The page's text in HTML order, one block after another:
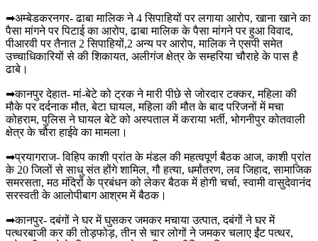
➡अम्बेडकरनगर- ढाबा मालिक ने 4 सिपाहियों पर लगाया आरोप, खाना खाने का
पैसा मांगने पर पिटाई का आरोप, ढाबा मालिक के पैसा मांगने पर हुआ विवाद,
पीआरवी पर तैनात 2 सिपाहियों,2 अन्य पर आरोप, मालिक ने एसपी समेत
उच्चाधिकारियों से की शिकायत, अलीगंज क्षेत्र के सम्हरिया चौराहे के पास है
ढाबे।
➡कानपुर देहात- मां-बेटे को ट्रक ने मारी पीछे से जोरदार टक्कर, महिला की
मौके पर दर्दनाक मौत, बेटा घायल, महिला की मौत के बाद परिजनों में मचा
कोहराम, पुलिस ने घायल बेटे को अस्पताल में कराया भर्ती, भोगनीपुर कोतवाली
क्षेत्र के चौरा हाईवे का मामला।
➡प्रयागराज- विहिप काशी प्रांत के मंडल की महत्वपूर्ण बैठक आज, काशी प्रांत
के 20 जिलों से साधु संत होंगे शामिल, गौ हत्या, धर्मांतरण, लव जिहाद, सामाजिक
समरसता, मठ मंदिरों के प्रबंधन को लेकर बैठक में होगी चर्चा, स्वामी वासुदेवानंद
सरस्वती के आलोपीबाग आश्रम में बैठक।
➡कानपुर- दबंगों ने घर में घुसकर जमकर मचाया उत्पात, दबंगों ने घर में
पत्थरबाजी कर की तोड़फोड़, तीन से चार लोगों ने जमकर चलाए ईंट पत्थर,